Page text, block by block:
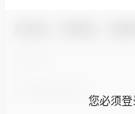
您必须